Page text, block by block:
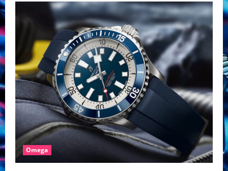
Merawat
Jam
Tangan
Otomatis
Omega
Biar
Awet
dan
Tahan
Lama
Omega